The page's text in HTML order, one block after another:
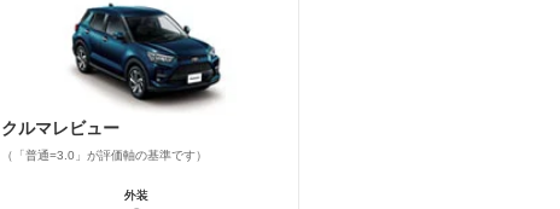
クルマレビュー
（「普通=3.0」が評価軸の基準です）
外装
外装